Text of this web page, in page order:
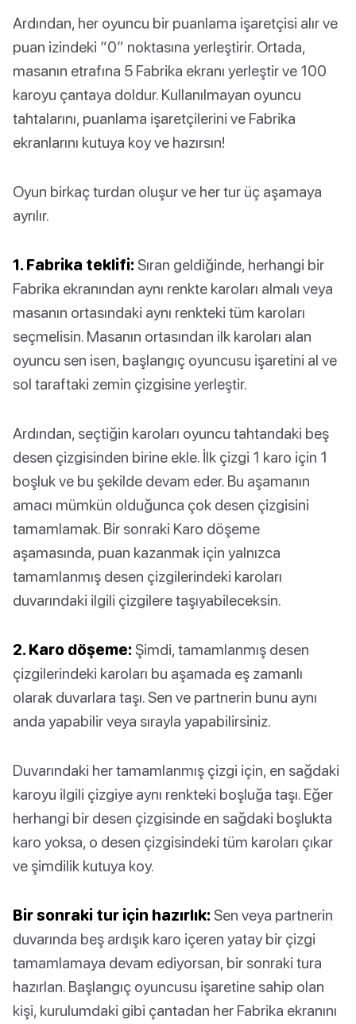
Ardından, her oyuncu bir puanlama işaretçisi alır ve
puan izindeki “0” noktasına yerleştirir. Ortada,
masanın etrafına 5 Fabrika ekranı yerleştir ve 100
karoyu çantaya doldur. Kullanılmayan oyuncu
tahtalarını, puanlama işaretçilerini ve Fabrika
ekranlarını kutuya koy ve hazırsın!
Oyun birkaç turdan oluşur ve her tur üç aşamaya
ayrılır.
1. Fabrika teklifi: Sıran geldiğinde, herhangi bir
Fabrika ekranından aynı renkte karoları almalı veya
masanın ortasındaki aynı renkteki tüm karoları
seçmelisin. Masanın ortasından ilk karoları alan
oyuncu sen isen, başlangıç oyuncusu işaretini al ve
sol taraftaki zemin çizgisine yerleştir.
Ardından, seçtiğin karoları oyuncu tahtandaki beş
desen çizgisinden birine ekle. İlk çizgi 1 karo için 1
boşluk ve bu şekilde devam eder. Bu aşamanın
amacı mümkün olduğunca çok desen çizgisini
tamamlamak. Bir sonraki Karo döşeme
aşamasında, puan kazanmak için yalnızca
tamamlanmış desen çizgilerindeki karoları
duvarındaki ilgili çizgilere taşıyabileceksin.
2. Karo döşeme: Şimdi, tamamlanmış desen
çizgilerindeki karoları bu aşamada eş zamanlı
olarak duvarlara taşı. Sen ve partnerin bunu aynı
anda yapabilir veya sırayla yapabilirsiniz.
Duvarındaki her tamamlanmış çizgi için, en sağdaki
karoyu ilgili çizgiye aynı renkteki boşluğa taşı. Eğer
herhangi bir desen çizgisinde en sağdaki boşlukta
karo yoksa, o desen çizgisindeki tüm karoları çıkar
ve şimdilik kutuya koy.
Bir sonraki tur için hazırlık: Sen veya partnerin
duvarında beş ardışık karo içeren yatay bir çizgi
tamamlamaya devam ediyorsan, bir sonraki tura
hazırlan. Başlangıç oyuncusu işaretine sahip olan
kişi, kurulumdaki gibi çantadan her Fabrika ekranını